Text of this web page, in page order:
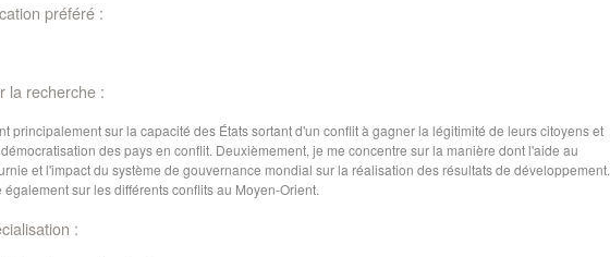
préféré :
la recherche :
principalement sur la capacité des États sortant d'un conflit à gagner la légitimité de leurs citoyens et
des pays en conflit. Deuxièmement, je me concentre sur la manière dont l'aide au
et l'impact du système de gouvernance mondial sur la réalisation des résultats de développement.
également sur les différents conflits au Moyen-Orient.
: